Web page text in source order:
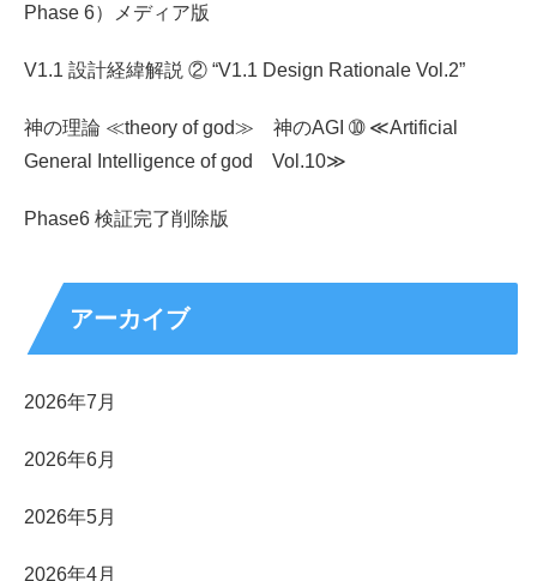
Phase 6）メディア版
V1.1 設計経緯解説 ② “V1.1 Design Rationale Vol.2”
神の理論 ≪theory of god≫ 神のAGI ➉ ≪Artificial
General Intelligence of god Vol.10≫
Phase6 検証完了削除版
アーカイブ
2026年7月
2026年6月
2026年5月
2026年4月